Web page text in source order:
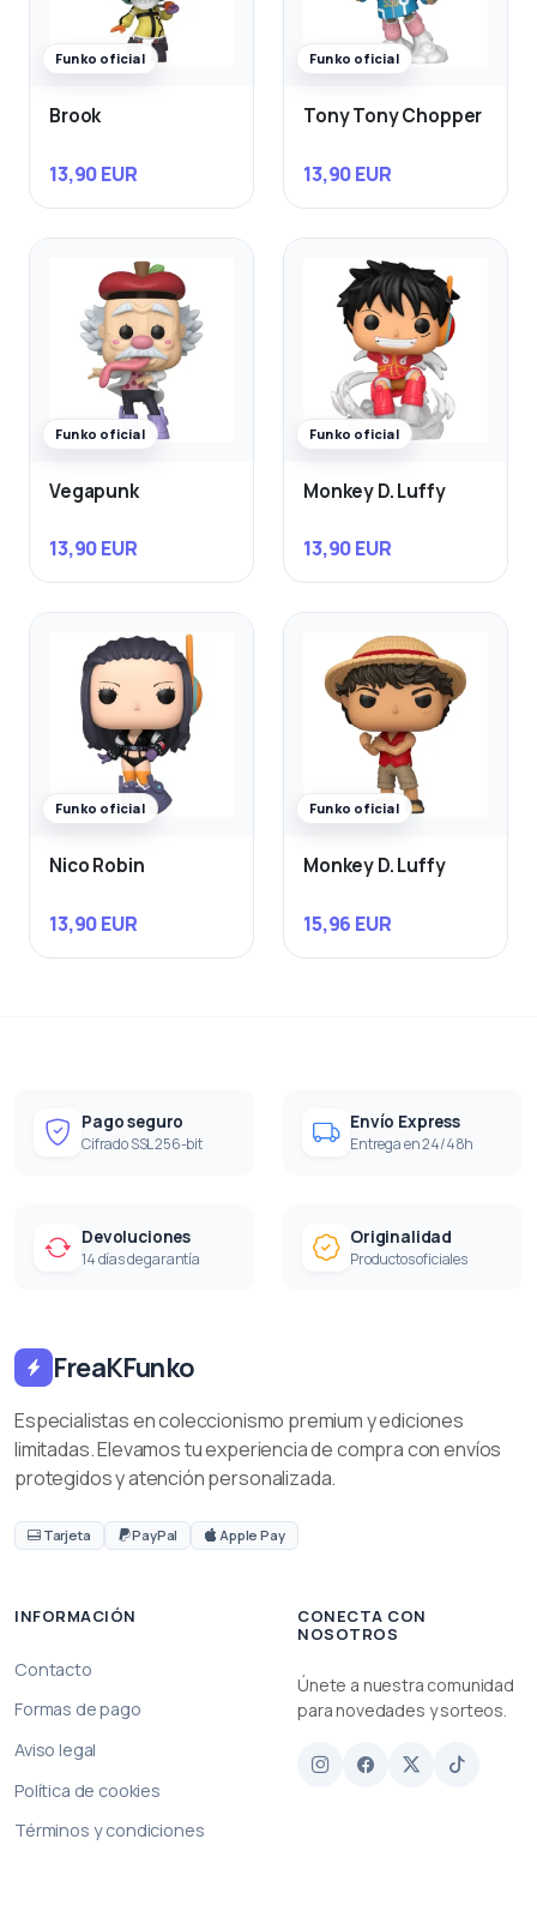
Funko oficial
Brook
13,90 EUR
Funko oficial
Tony Tony Chopper
13,90 EUR
Funko oficial
Vegapunk
13,90 EUR
Funko oficial
Monkey D. Luffy
13,90 EUR
Funko oficial
Nico Robin
13,90 EUR
Funko oficial
Monkey D. Luffy
15,96 EUR
Pago seguro
Cifrado SSL 256-bit
Envío Express
Entrega en 24/48h
Devoluciones
14 días de garantía
Originalidad
Productos oficiales
FreaKFunko
Especialistas en coleccionismo premium y ediciones
limitadas. Elevamos tu experiencia de compra con envíos
protegidos y atención personalizada.
Tarjeta PayPal Apple Pay
INFORMACIÓN
Contacto
Formas de pago
Aviso legal
Política de cookies
Términos y condiciones
CONECTA CON
NOSOTROS
Únete a nuestra comunidad
para novedades y sorteos.